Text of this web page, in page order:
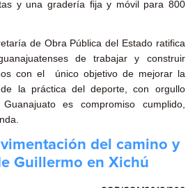
y una gradería fija y móvil para 800
de Obra Pública del Estado ratifica
de trabajar y construir
con el
único objetivo de mejorar la
la práctica del deporte, con orgullo
es compromiso cumplido,
del camino y
Guillermo en Xichú